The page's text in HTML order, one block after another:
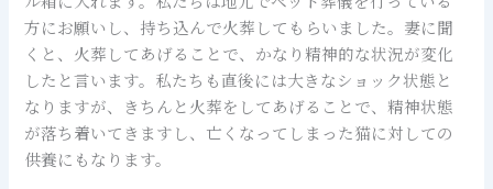
方にお願いし、持ち込んで火葬してもらいました。妻に聞
くと、火葬してあげることで、かなり精神的な状況が変化
したと言います。私たちも直後には大きなショック状態と
なりますが、きちんと火葬をしてあげることで、精神状態
が落ち着いてきますし、亡くなってしまった猫に対しての
供養にもなります。